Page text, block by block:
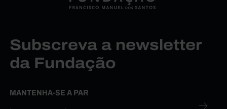
Subscreva a newsletter
da Fundação
MANTENHA-SE A PAR